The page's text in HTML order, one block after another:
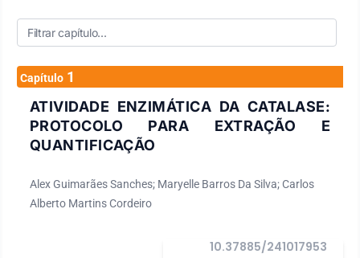
Capítulo 1
ATIVIDADE ENZIMÁTICA DA CATALASE:
PROTOCOLO PARA EXTRAÇÃO E
QUANTIFICAÇÃO
Alex Guimarães Sanches; Maryelle Barros Da Silva; Carlos
Alberto Martins Cordeiro
10.37885/241017953